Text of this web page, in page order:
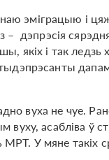
эміграцыю і
дэпрэсія
якіх і так
вуха не чуе.
вуху, асабліва
МРТ. У мяне такіх